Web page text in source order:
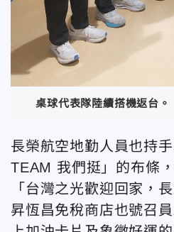
桌球代表隊陸續搭機返台。
長榮航空地勤人員也持
TEAM 我們挺」的布條
「台灣之光歡迎回家，
昇恆昌免稅商店也號召